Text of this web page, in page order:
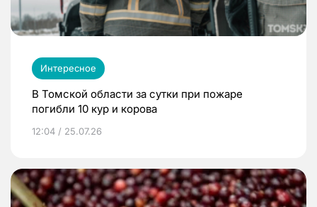
Интересное
В Томской области за сутки при пожаре
погибли 10 кур и корова
12:04 / 25.07.26